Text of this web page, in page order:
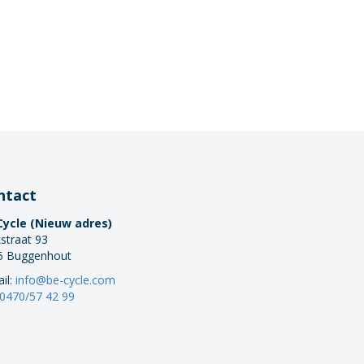
(Nieuw adres)
93
Buggenhout
info@be-cycle.com
0470/57 42 99